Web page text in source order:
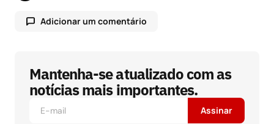
Adicionar um comentário
O seu endereço de e-mail não será publicado.
Campos obrigatórios são marcados com
Mantenha-se atualizado com as
notícias mais importantes.
Assinar